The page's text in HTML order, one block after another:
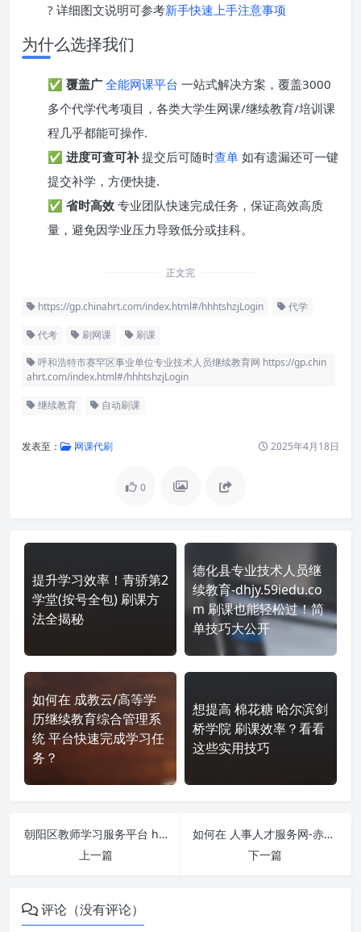
? 详细图文说明可参考新手快速上手注意事项
为什么选择我们
✅ 覆盖广 全能网课平台 一站式解决方案，覆盖3000
多个代学代考项目，各类大学生网课/继续教育/培训课
程几乎都能可操作.
✅ 进度可查可补提交后可随时查单 如有遗漏还可一键
提交补学，方便快捷.
✅ 省时高效 专业团队快速完成任务，保证高效高质
量，避免因学业压力导致低分或挂科。
正文完
https://gp.chinahrt.com/index.html#/hhhtshzjLogin 代学
代考 刷网课
刷课
呼和浩特市赛罕区事业单位专业技术人员继续教育网 https://gp.chin
ahrt.com/index.html#/hhhtshzjLogin
继续教育 自动刷课
发表至： 网课代刷 2025年4月18日
0
提升学习效率！青骄第2
学堂(按号全包) 刷课方
法全揭秘
德化县专业技术人员继
续教育-dhjy.59iedu.co
m 刷课也能轻松过！简
单技巧大公开
如何在 成教云/高等学
历继续教育综合管理系
统 平台快速完成学习任
务？
想提高 棉花糖 哈尔滨剑
桥学院 刷课效率？看看
这些实用技巧
朝阳区教师学习服务平台 http://58.132.9.45/ 刷课也能轻松过！简单技巧大公开
上一篇
如何在 人事人才服务网-赤峰市 http://cf.chinahrt.cn/ 平台快速完成学习任务？
下一篇
评论（没有评论）